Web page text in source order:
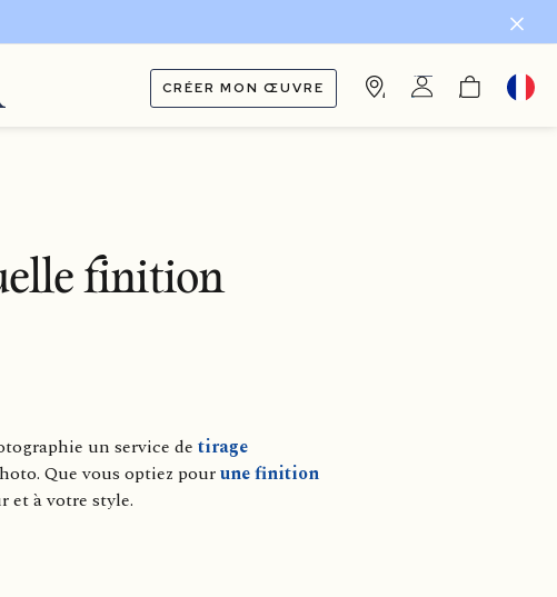
CRÉER MON ŒUVRE
finition
un service de tirage
Que vous optiez pourune finition
et à votre style.